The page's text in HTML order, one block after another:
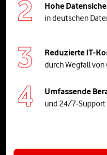
Hohe
in deutschen
Reduzierte IT-
durch Wegfall von
Umfassende
und 24/7-Support